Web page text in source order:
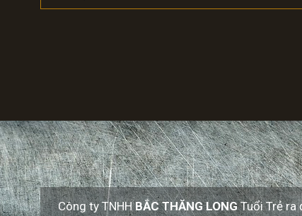
Công ty TNHHBẮC THĂNG LONGTuổi Trẻ ra